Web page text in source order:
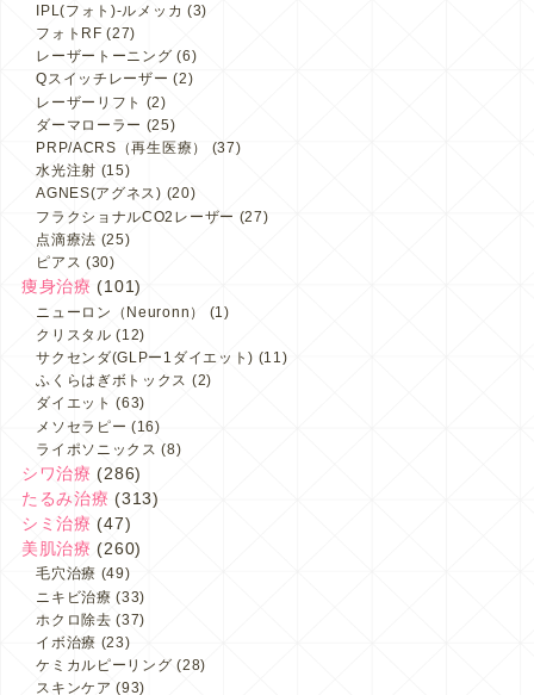
IPL(フォト)-ルメッカ (3)
フォトRF (27)
レーザートーニング (6)
Qスイッチレーザー (2)
レーザーリフト (2)
ダーマローラー (25)
PRP/ACRS（再生医療）
(37)
水光注射 (15)
AGNES(アグネス) (20)
フラクショナルCO2レーザー (27)
点滴療法 (25)
ピアス (30)
痩身治療 (101)
ニューロン（Neuronn）
(1)
クリスタル (12)
サクセンダ(GLPー1ダイエット) (11)
ふくらはぎボトックス (2)
ダイエット (63)
メソセラピー (16)
ライポソニックス (8)
シワ治療 (286)
たるみ治療 (313)
シミ治療 (47)
美肌治療 (260)
毛穴治療 (49)
ニキビ治療 (33)
ホクロ除去 (37)
イボ治療 (23)
ケミカルピーリング (28)
スキンケア (93)